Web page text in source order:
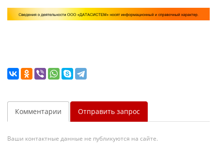
Комментарии Отправить запрос
Ваши контактные данные не публикуются на сайте.